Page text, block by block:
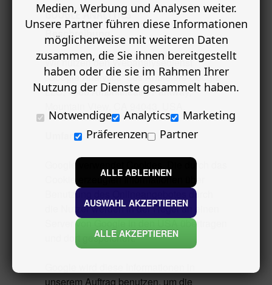
GOOGLE ANALYTICS
Beschreibung
Wir nutzen den Webanalysedienst
„Google Analytics“ des Anbieters Google
LLC, 1600 Amphitheatre Parkway,
Umfang
Google verwendet Cookies. Die durch das
Cookie erzeugten Informationen über
Benutzung des Onlineangebotes durch
die Nutzer werden in der Regel an einen
Server von Google in den USA übertragen
und dort gespeichert.
unserem Auftrag benutzen, um die
Medien, Werbung und Analysen weiter.
Unsere Partner führen diese Informationen
möglicherweise mit weiteren Daten
zusammen, die Sie ihnen bereitgestellt
haben oder die sie im Rahmen Ihrer
Nutzung der Dienste gesammelt haben.
Notwendige
Analytics
Marketing
Präferenzen
Partner
ALLE ABLEHNEN
AUSWAHL AKZEPTIEREN
ALLE AKZEPTIEREN